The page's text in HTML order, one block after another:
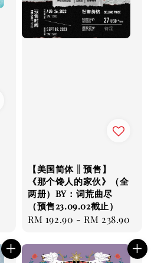
【美国简体 || 预售】
《那个馋人的家伙》（全
两册）BY：词荒曲尽
（预售23.09.02截止）
Regular
RM 192.90 -RM 238.90